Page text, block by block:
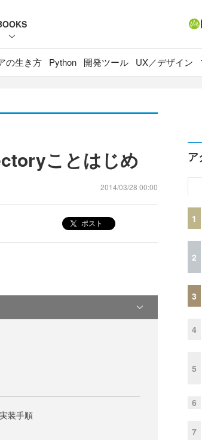
の生き方 Python 開発ツール UX／デザイン
ことはじめ
2014/03/28 00:00
ポスト
装手順
ア
1
2
3
4
5
6
7